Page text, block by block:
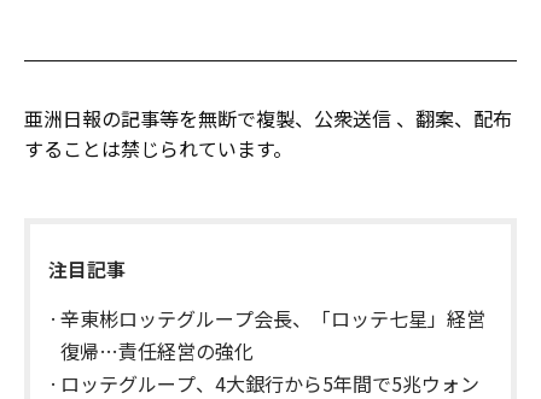
亜洲日報の記事等を無断で複製、公衆送信 、翻案、配布
することは禁じられています。
注目記事
辛東彬ロッテグループ会長、「ロッテ七星」経営
復帰…責任経営の強化
ロッテグループ、4大銀行から5年間で5兆ウォン